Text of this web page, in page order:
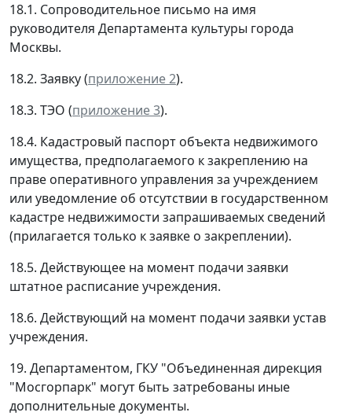
18.1. Сопроводительное письмо на имя
руководителя Департамента культуры города
Москвы.
18.2. Заявку (приложение 2).
18.3. ТЭО (приложение 3).
18.4. Кадастровый паспорт объекта недвижимого
имущества, предполагаемого к закреплению на
праве оперативного управления за учреждением
или уведомление об отсутствии в государственном
кадастре недвижимости запрашиваемых сведений
(прилагается только к заявке о закреплении).
18.5. Действующее на момент подачи заявки
штатное расписание учреждения.
18.6. Действующий на момент подачи заявки устав
учреждения.
19. Департаментом, ГКУ "Объединенная дирекция
"Мосгорпарк" могут быть затребованы иные
дополнительные документы.